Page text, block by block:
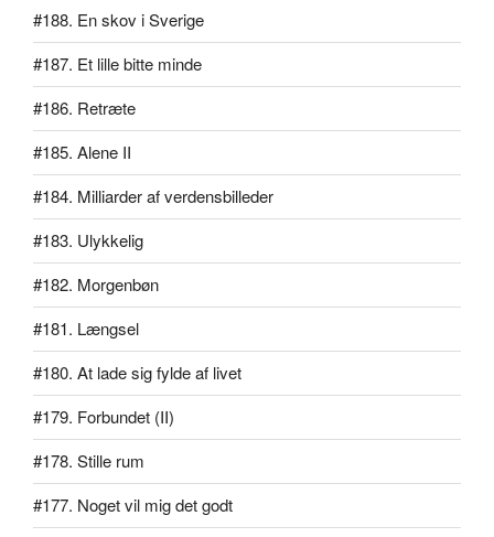
#188. En skov i Sverige
#187. Et lille bitte minde
#186. Retræte
#185. Alene II
#184. Milliarder af verdensbilleder
#183. Ulykkelig
#182. Morgenbøn
#181. Længsel
#180. At lade sig fylde af livet
#179. Forbundet (II)
#178. Stille rum
#177. Noget vil mig det godt